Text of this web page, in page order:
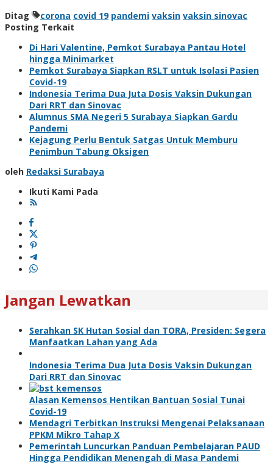
Ditag corona covid 19 pandemi vaksin vaksin sinovac
Posting Terkait
Di Hari Valentine, Pemkot Surabaya Pantau Hotel
hingga Minimarket
Pemkot Surabaya Siapkan RSLT untuk Isolasi Pasien
Covid-19
Indonesia Terima Dua Juta Dosis Vaksin Dukungan
Dari RRT dan Sinovac
Alumnus SMA Negeri 5 Surabaya Siapkan Gardu
Pandemi
Kejagung Perlu Bentuk Satgas Untuk Memburu
Penimbun Tabung Oksigen
oleh Redaksi Surabaya
Ikuti Kami Pada
Jangan Lewatkan
Serahkan SK Hutan Sosial dan TORA, Presiden: Segera
Manfaatkan Lahan yang Ada
Indonesia Terima Dua Juta Dosis Vaksin Dukungan
Dari RRT dan Sinovac
Alasan Kemensos Hentikan Bantuan Sosial Tunai
Covid-19
Mendagri Terbitkan Instruksi Mengenai Pelaksanaan
PPKM Mikro Tahap X
Pemerintah Luncurkan Panduan Pembelajaran PAUD
Hingga Pendidikan Menengah di Masa Pandemi